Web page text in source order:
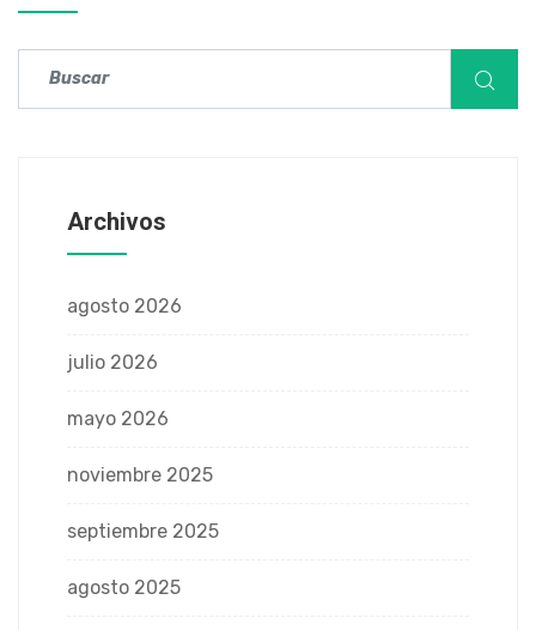
Archivos
agosto 2026
julio 2026
mayo 2026
noviembre 2025
septiembre 2025
agosto 2025